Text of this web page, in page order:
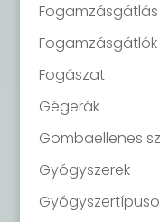
Fogamzásgátlás
Fogászat
Gégerák
Gombaellenes
Gyógyszerek